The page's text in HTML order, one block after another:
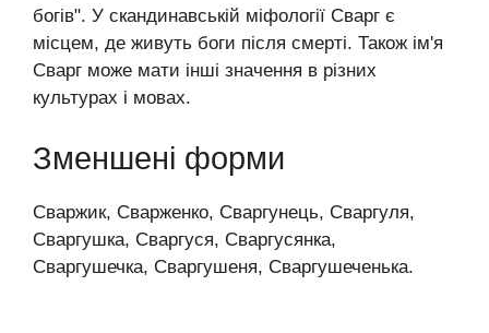
богів". У скандинавській міфології Сварг є
місцем, де живуть боги після смерті. Також ім'я
Сварг може мати інші значення в різних
культурах і мовах.
Зменшені форми
Сваржик, Сварженко, Сваргунець, Сваргуля,
Сваргушка, Сваргуся, Сваргусянка,
Сваргушечка, Сваргушеня, Сваргушеченька.